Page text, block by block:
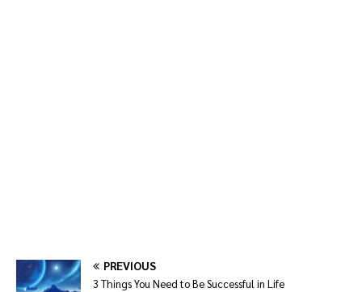
PREVIOUS
3 Things You Need to Be Successful in Life